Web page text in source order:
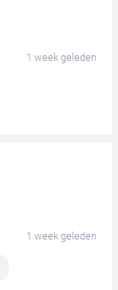
1 week geleden
1 week geleden